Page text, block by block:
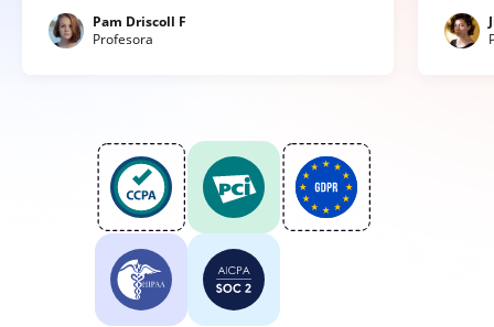
Pam Driscoll F
Profesora